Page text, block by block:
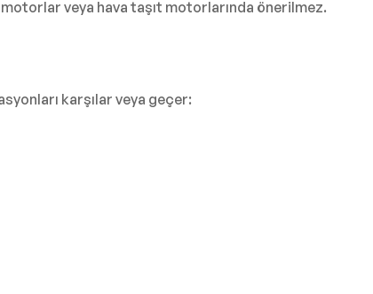
veya hava taşıt motorlarında önerilmez.
karşılar veya geçer: